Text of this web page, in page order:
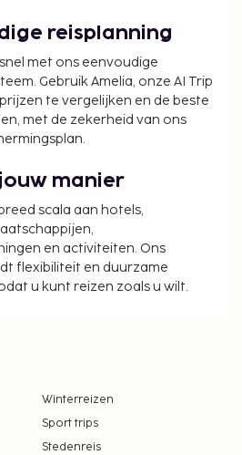
reisplanning
met ons eenvoudige
Gebruik Amelia, onze AI Trip
te vergelijken en de beste
met de zekerheid van ons
jouw manier
scala aan hotels,
en activiteiten. Ons
flexibiliteit en duurzame
u kunt reizen zoals u wilt.
Winterreizen
Sport trips
Stedenreis